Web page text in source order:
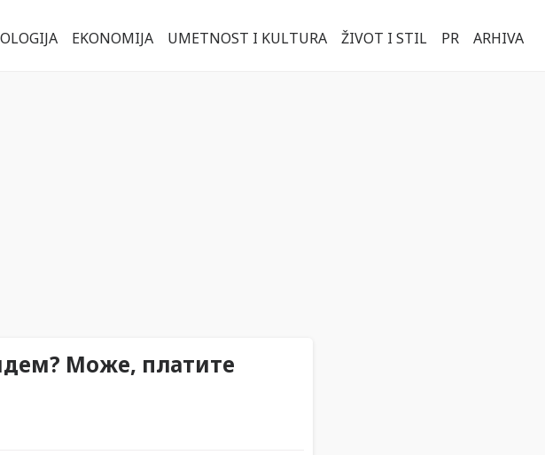
EKONOMIJA UMETNOST I KULTURA ŽIVOT I STIL PR ARHIVA
Може, платите